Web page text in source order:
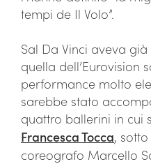
tempi de Il Volo”.
Sal Da Vinci aveva
quella dell’Eurovision
performance molto
sarebbe stato
quattro ballerini in cui
Francesca Tocca,
coreografo Marcello